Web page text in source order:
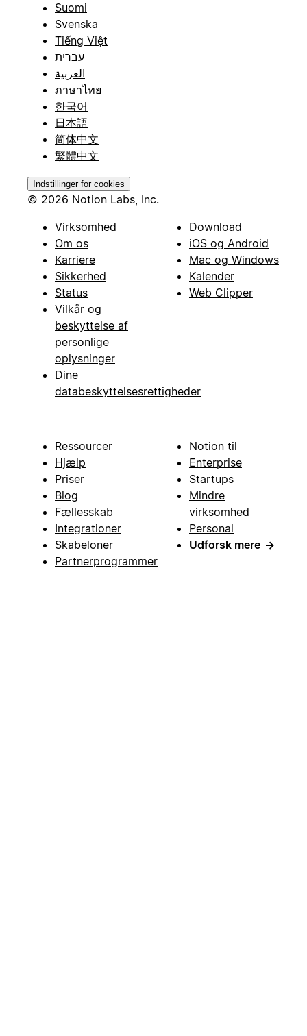
Suomi
Svenska
Tiếng Việt
עברית
العربية
ภาษาไทย
한국어
日本語
简体中文
繁體中文
Indstillinger for cookies
© 2026 Notion Labs, Inc.
Virksomhed
Om os
Karriere
Sikkerhed
Status
Vilkår og
beskyttelse af
personlige
oplysninger
Dine
databeskyttelsesrettigheder
Download
iOS og Android
Mac og Windows
Kalender
Web Clipper
Ressourcer
Hjælp
Priser
Blog
Fællesskab
Integrationer
Skabeloner
Partnerprogrammer
Notion til
Enterprise
Startups
Mindre
virksomhed
Personal
Udforsk mere →